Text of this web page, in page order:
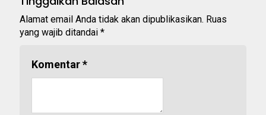
Alamat email Anda tidak akan dipublikasikan. Ruas
yang wajib ditandai *
Komentar*